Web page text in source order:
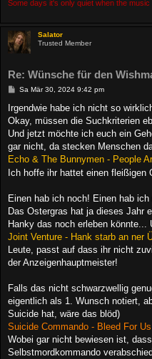
Some days it's only quiet when the music
Salator
Trusted Member
Re: Wünsche für den
B
i
t
r
a
Sa Mär 30, 2024 9:42 pm
Irgendwie habe ich nicht so
Okay, müssen die Suchkriterien
Und jetzt möchte ich euch ein
gar nicht, da stecken Menschen
Echo & The Bunnymen - People
Ich hoffe ihr hattet einen fleißigen
Einen hab ich noch! Einen hab ich
Das Ostergras hat ja dieses Jahr
Hanky das noch erleben
Joint Venture - Hank starb an ner
Leute, passt auf dass ihr nicht
der Anzeigenhauptmeister!
Falls das nicht schwarzwellig
eigentlich als 1. Wunsch notiert,
Suicide hat, wäre das blöd)
Suicide Commando - Bleed For Us
Wobei gar nicht bewiesen ist,
Selbstmordkommando